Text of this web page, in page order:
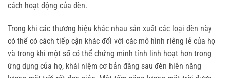
cách hoạt động của đèn.
Trong khi các thương hiệu khác nhau sản xuất các loại đèn này
có thể có cách tiếp cận khác đối với các mô hình riêng lẻ của họ
và trong khi một số có thể chứng minh tính linh hoạt hơn trong
ứng dụng của họ, khái niệm cơ bản đằng sau đèn hiên năng